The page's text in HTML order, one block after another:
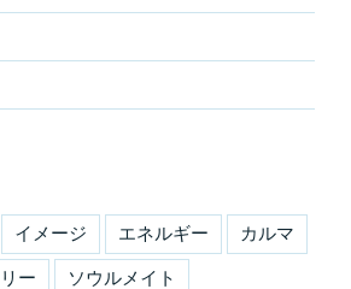
イメージ エネルギー カルマ
ー ソウルメイト